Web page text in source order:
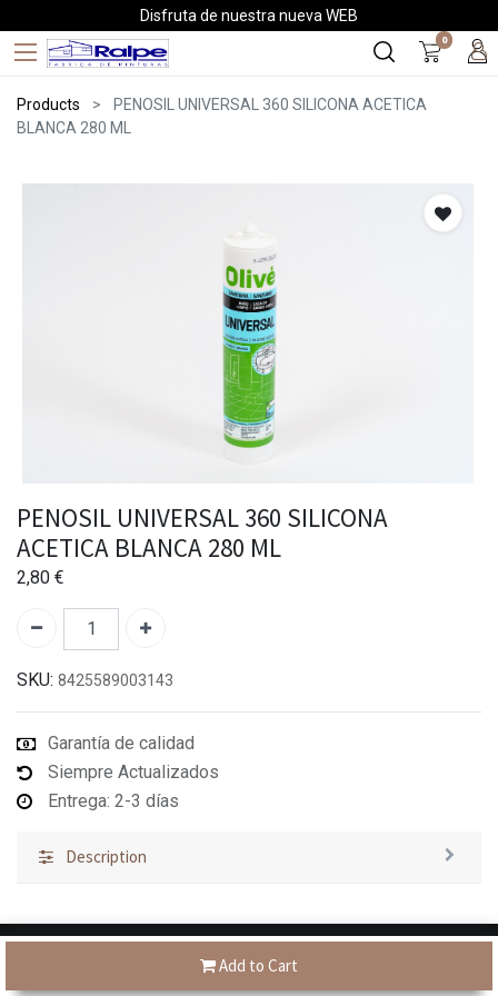
Disfruta de nuestra nueva WEB
0
Products
PENOSIL UNIVERSAL 360 SILICONA ACETICA
BLANCA 280 ML
Add to Cart
PENOSIL UNIVERSAL 360 SILICONA
ACETICA BLANCA 280 ML
2,80 €
SKU: 8425589003143
Garantía de calidad
Siempre Actualizados
Entrega: 2-3 días
Description
Tienes dudas?